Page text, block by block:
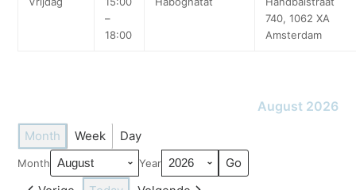
–
18:00
740, 1062 XA
Amsterdam
August 2026
Month Week Day
Month Year